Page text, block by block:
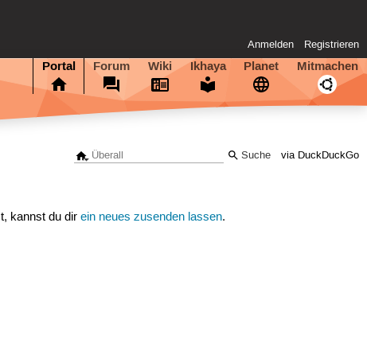
Anmelden Registrieren
Portal Forum Wiki Ikhaya Planet Mitmachen
via DuckDuckGo
kannst du direin neues zusenden lassen.